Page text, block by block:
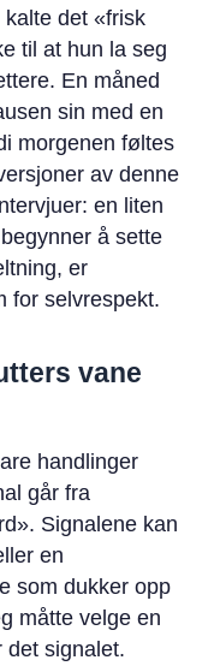
det «frisk
til at hun la seg
En måned
sin med en
morgenen føltes
av denne
en liten
å sette
er
for selvrespekt.
vane
handlinger
går fra
Signalene kan
en
som dukker opp
måtte velge en
det signalet.